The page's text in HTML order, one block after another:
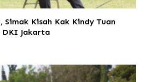
Simak Kisah Kak Kindy Tuan
DKI Jakarta